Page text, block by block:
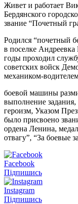
Живет и работает
Бердянского
звание “Почетный
Родился “почетный
в поселке
годы проходил
советских войск
механиком-
боевой машины
выполнение
героизм, Указом
было присвоено
ордена Ленина,
отвагу”, “За боевые
Facebook
Підпишись
Instagram
Підпишись